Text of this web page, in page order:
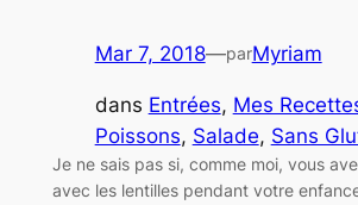
Mar 7, 2018—parMyriam
dans Entrées, Mes
Poissons, Salade, Sans
Je ne sais pas si, comme moi, vous
avec les lentilles pendant votre